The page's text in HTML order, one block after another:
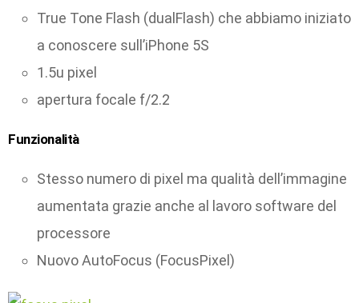
True Tone Flash (dualFlash) che abbiamo iniziato
a conoscere sull’iPhone 5S
1.5u pixel
apertura focale f/2.2
Funzionalità
Stesso numero di pixel ma qualità dell’immagine
aumentata grazie anche al lavoro software del
processore
Nuovo AutoFocus (FocusPixel)